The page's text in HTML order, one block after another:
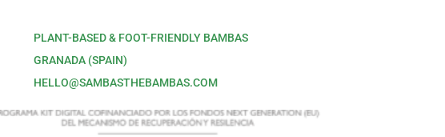
PLANT-BASED & FOOT-FRIENDLY BAMBAS
GRANADA (SPAIN)
HELLO@SAMBASTHEBAMBAS.COM